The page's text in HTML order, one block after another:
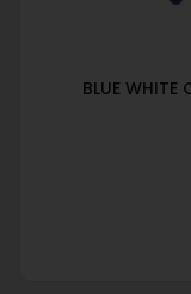
BLUE WHITE